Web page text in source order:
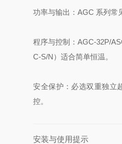
功率与输出：AGC 系列常
程序与控制：AGC-32P/
C-S/N）适合简单恒温。
安全保护：必选双重独立
控。
安装与使用提示